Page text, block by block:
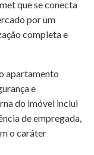
que se conecta
por um
completa e
o apartamento
e
do imóvel inclui
de empregada,
o caráter